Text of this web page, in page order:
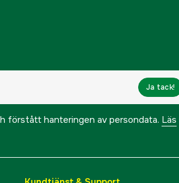
Ja tack!
förstått hanteringen av persondata. Läs